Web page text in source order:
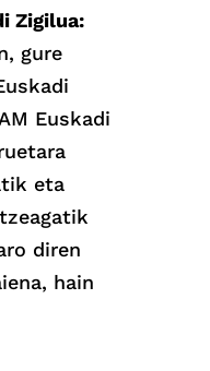
Zigilua:
gure
Euskadi
eta
diren
hain